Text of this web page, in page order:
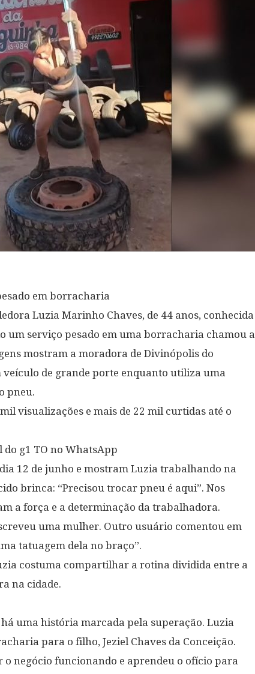
em borracharia
Luzia Marinho Chaves, de 44 anos, conhecida
um serviço pesado em uma borracharia chamou a
mostram a moradora de Divinópolis do
veículo de grande porte enquanto utiliza uma
pneu.
visualizações e mais de 22 mil curtidas até o
g1 TO no WhatsApp
12 de junho e mostram Luzia trabalhando na
brinca: “Precisou trocar pneu é aqui”. Nos
a força e a determinação da trabalhadora.
uma mulher. Outro usuário comentou em
tatuagem dela no braço”.
costuma compartilhar a rotina dividida entre a
na cidade.
uma história marcada pela superação. Luzia
para o filho, Jeziel Chaves da Conceição.
o negócio funcionando e aprendeu o ofício para